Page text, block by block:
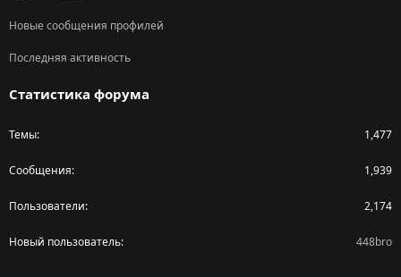
Новые сообщения профилей
Последняя активность
Статистика форума
Темы 1,477
Сообщения 1,939
Пользователи 2,174
Новый пользователь 448bro